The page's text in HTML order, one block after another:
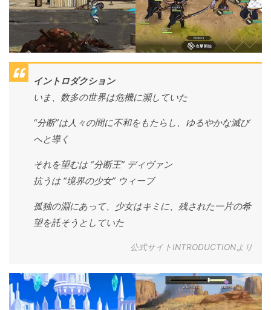
イントロダクション
いま、数多の世界は危機に瀕していた
“分断”は人々の間に不和をもたらし、ゆるやかな滅び
へと導く
それを望むは “分断王” ディヴァン
抗うは “境界の少女” ウィーブ
孤独の淵にあって、少女はキミに、残された一片の希
望を託そうとしていた
公式サイトINTRODUCTIONより